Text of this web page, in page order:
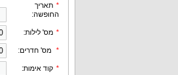
* תאריך
החופשה:
* מס' לילות:
* מס' חדרים:
* קוד אימות: